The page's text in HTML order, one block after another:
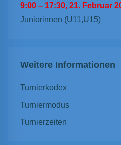
9:00 – 17:30, 21. Februar
Juniorinnen (U11,U15)
Weitere Informationen
Turnierkodex
Turniermodus
Turnierzeiten